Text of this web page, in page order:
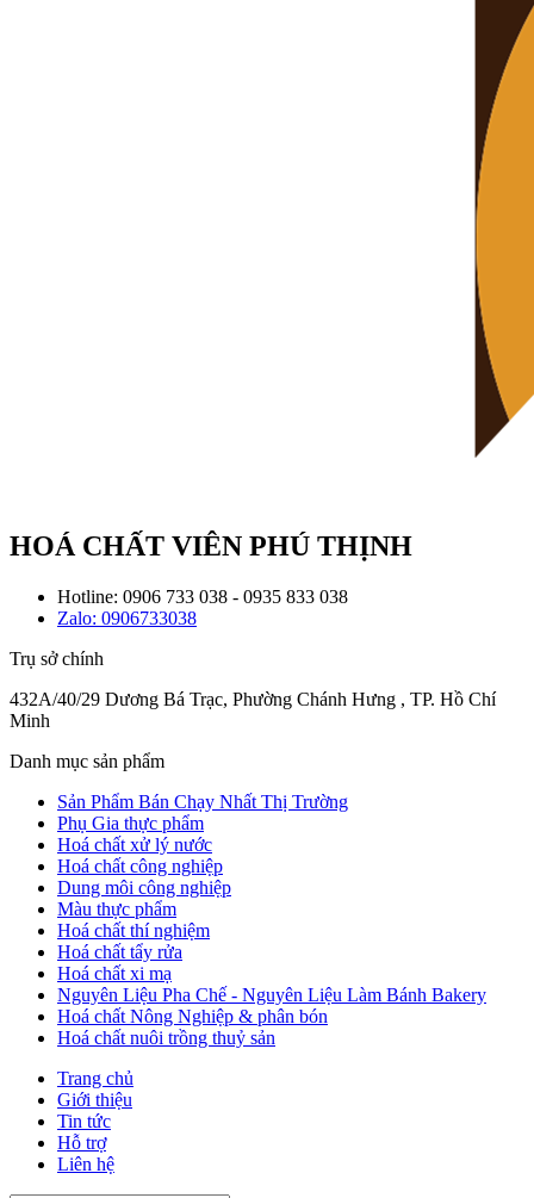
HOÁ CHẤT VIÊN PHÚ THỊNH
Hotline: 0906 733 038 - 0935 833 038
Zalo: 0906733038
Trụ sở chính
432A/40/29 Dương Bá Trạc, Phường Chánh Hưng , TP. Hồ Chí
Minh
Danh mục sản phẩm
Sản Phẩm Bán Chạy Nhất Thị Trường
Phụ Gia thực phẩm
Hoá chất xử lý nước
Hoá chất công nghiệp
Dung môi công nghiệp
Màu thực phẩm
Hoá chất thí nghiệm
Hoá chất tẩy rửa
Hoá chất xi mạ
Nguyên Liệu Pha Chế - Nguyên Liệu Làm Bánh Bakery
Hoá chất Nông Nghiệp & phân bón
Hoá chất nuôi trồng thuỷ sản
Trang chủ
Giới thiệu
Tin tức
Hỗ trợ
Liên hệ